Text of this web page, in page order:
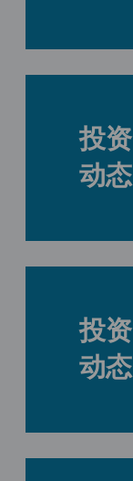
投资
动态
投资
动态